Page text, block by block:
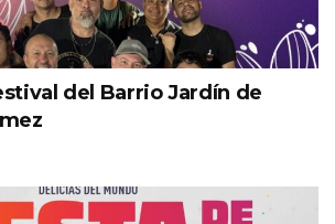
del Barrio Jardín de